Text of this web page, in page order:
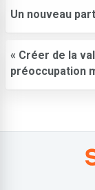
Un nouveau
« Créer de la
préoccupation